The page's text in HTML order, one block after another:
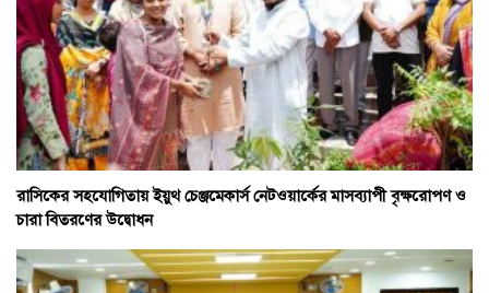
রাসিকের সহযোগিতায় ইয়ুথ চেঞ্জমেকার্স নেটওয়ার্কের মাসব্যাপী বৃক্ষরোপণ ও
চারা বিতরণের উদ্বোধন